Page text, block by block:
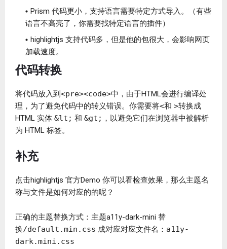
Prism 代码更小，支持语言需要特定方式导入。（有些
语言不高亮了，你需要找特定语言的插件）
highlightjs 支持代码多，但是他的包很大，会影响网页
加载速度。
代码转换
将代码放入到 <pre><code>中，由于HTML会进行编译处
理，为了避免代码中的转义错误。你需要将<和 >转换成
HTML 实体 &lt; 和 &gt; ，以避免它们在浏览器中被解析
为 HTML 标签。
补充
点击highlightjs 官方Demo 你可以看检查效果，那么主题名
称与文件是如何对应的的呢？
正确的主题替换方式：主题a11y-dark-mini 替
换/default.min.css 成对应对应文件名： a11y-
dark.mini.css